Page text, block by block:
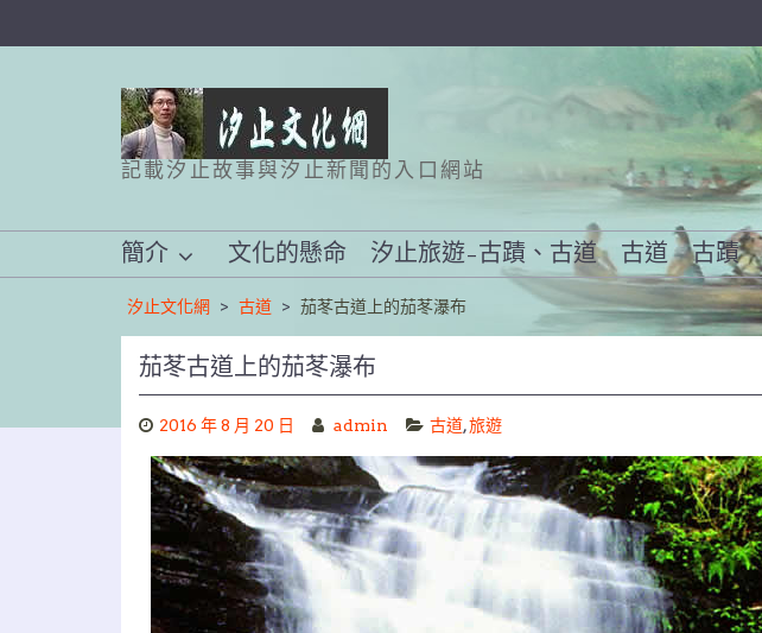
記載汐止故事與汐止新聞的入口網站
簡介 文化的懸命 汐止旅遊–古蹟、古道 古道 古蹟
汐止文化網 > 古道 > 茄苳古道上的茄苳瀑布
茄苳古道上的茄苳瀑布
2016 年 8 月 20 日 admin 古道,旅遊